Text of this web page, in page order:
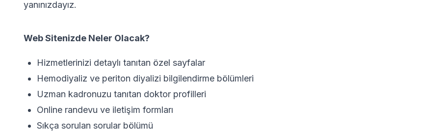
yanınızdayız.
Web Sitenizde Neler Olacak?
Hizmetlerinizi detaylı tanıtan özel sayfalar
Hemodiyaliz ve periton diyalizi bilgilendirme bölümleri
Uzman kadronuzu tanıtan doktor profilleri
Online randevu ve iletişim formları
Sıkça sorulan sorular bölümü